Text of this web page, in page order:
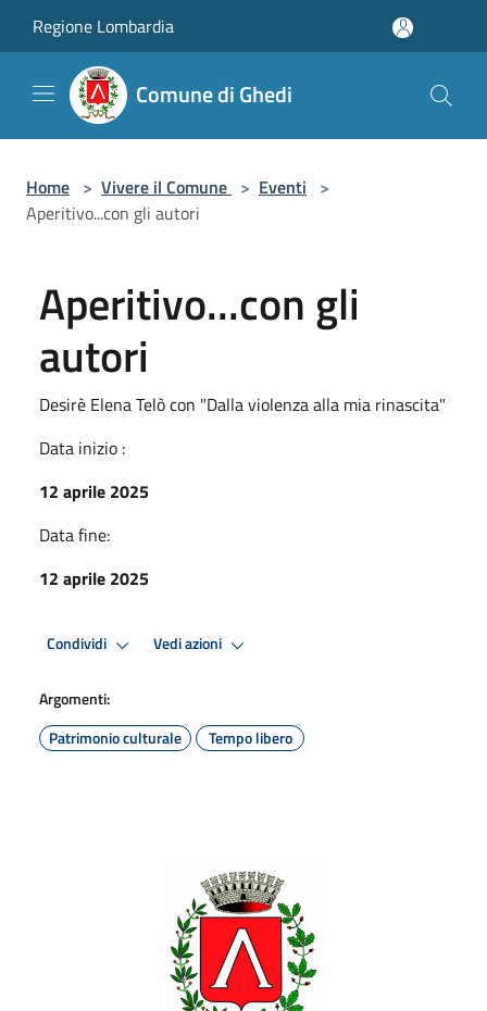
Regione Lombardia
Comune di Ghedi
Home > Vivere il Comune > Eventi >
Aperitivo...con gli autori
Aperitivo...con gli
autori
Desirè Elena Telò con "Dalla violenza alla mia rinascita"
Data inizio :
12 aprile 2025
Data fine:
12 aprile 2025
Condividi Vedi azioni
Argomenti:
Patrimonio culturale
Tempo libero